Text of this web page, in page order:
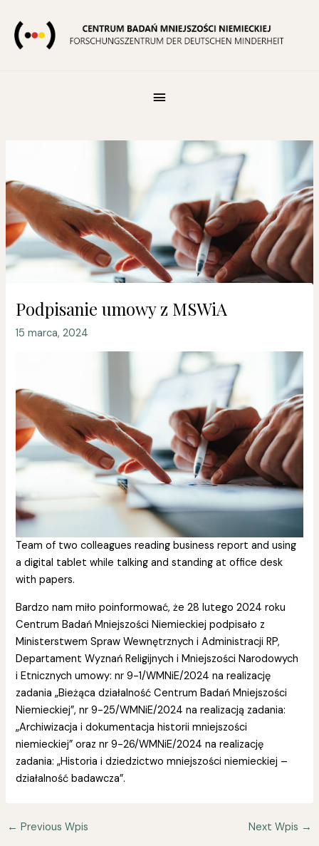
content
Podpisanie umowy z MSWiA
15 marca, 2024
Team of two colleagues reading business report and using
a digital tablet while talking and standing at office desk
with papers.
Bardzo nam miło poinformować, że 28 lutego 2024 roku
Centrum Badań Mniejszości Niemieckiej podpisało z
Ministerstwem Spraw Wewnętrznych i Administracji RP,
Departament Wyznań Religijnych i Mniejszości Narodowych
i Etnicznych umowy: nr 9-1/WMNiE/2024 na realizację
zadania „Bieżąca działalność Centrum Badań Mniejszości
Niemieckiej”, nr 9-25/WMNiE/2024 na realizacją zadania:
„Archiwizacja i dokumentacja historii mniejszości
niemieckiej” oraz nr 9-26/WMNiE/2024 na realizację
zadania: „Historia i dziedzictwo mniejszości niemieckiej –
działalność badawcza”.
← Previous Wpis Next Wpis →